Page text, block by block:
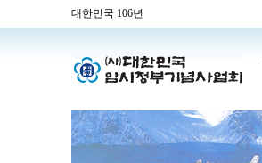
대한민국 106년